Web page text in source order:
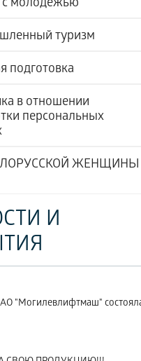
с молодёжью
туризм
подготовка
в отношении
персональных
ЖЕНЩИНЫ
И
"Могилевлифтмаш"